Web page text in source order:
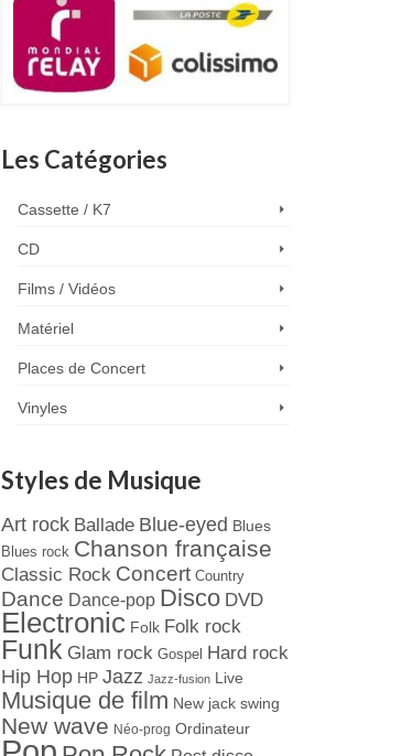
TINA TURNER –
TICKET DE CONCERT
« BREAK EVERY RULE
WORLD TOUR » – 1987
HEARTS OF
« GOSPEL » –
Les Catégories
Cassette / K7
CD
Films / Vidéos
Matériel
Places de Concert
Vinyles
Styles de Musique
Art rock Ballade Blue-eyed Blues
Blues rock Chanson française
Classic Rock Concert Country
Dance Dance-pop Disco DVD
Electronic Folk Folk rock
Funk Glam rock Gospel Hard rock
Hip Hop HP Jazz Jazz-fusion Live
Musique de film New jack swing
New wave Néo-prog Ordinateur